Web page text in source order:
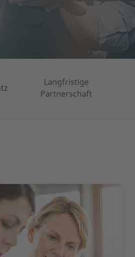
Langfristige
Partnerschaft